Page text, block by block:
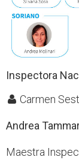
Inspectora
Carmen
Andrea
Maestra